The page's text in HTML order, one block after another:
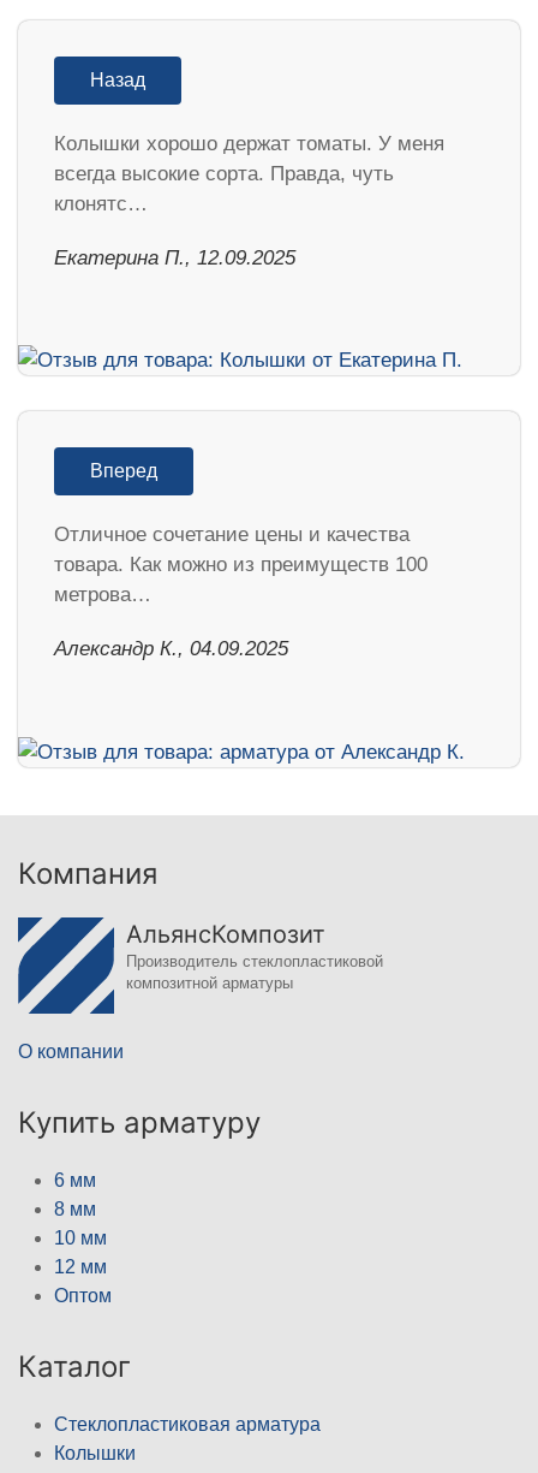
Назад
Колышки хорошо держат томаты. У меня
всегда высокие сорта. Правда, чуть
клонятс…
Екатерина П., 12.09.2025
Вперед
Отличное сочетание цены и качества
товара. Как можно из преимуществ 100
метрова…
Александр К., 04.09.2025
Компания
АльянсКомпозит
Производитель стеклопластиковой
композитной арматуры
О компании
Купить арматуру
6 мм
8 мм
10 мм
12 мм
Оптом
Каталог
Стеклопластиковая арматура
Колышки